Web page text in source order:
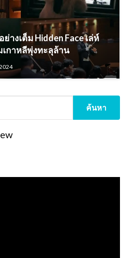
างเต็ม Hidden Face เล่ห์
กาหลีพุ่งทะลุล้าน